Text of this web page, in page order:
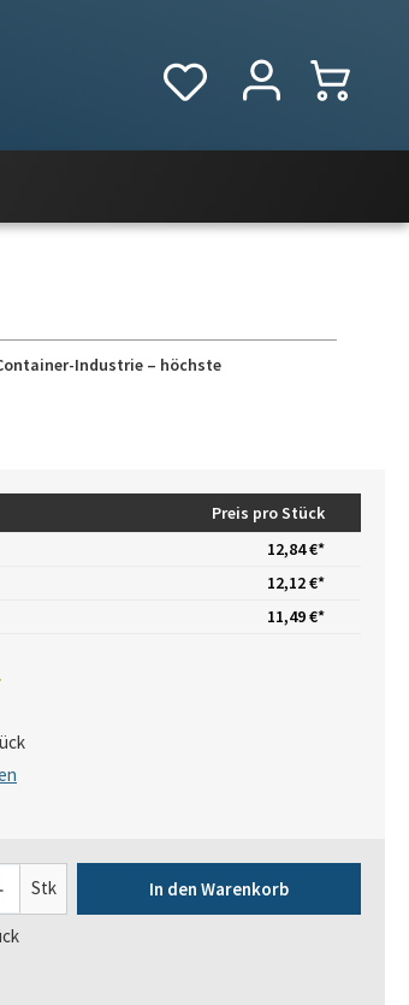
Industrie – höchste
Preis pro Stück
12,84 €*
12,12 €*
11,49 €*
Stk In den Warenkorb